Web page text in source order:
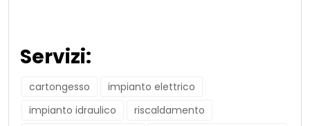
Servizi:
cartongesso
impianto elettrico
impianto idraulico
riscaldamento